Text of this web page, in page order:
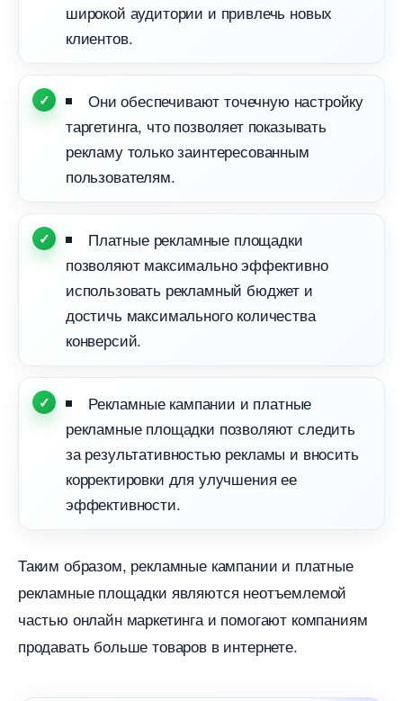
широкой аудитории и привлечь новых
клиентов.
Они обеспечивают точечную настройку
таргетинга, что позволяет показывать
рекламу только заинтересованным
пользователям.
Платные рекламные площадки
позволяют максимально эффективно
использовать рекламный бюджет и
достичь максимального количества
конверсий.
Рекламные кампании и платные
рекламные площадки позволяют следить
за результативностью рекламы и вносить
корректировки для улучшения ее
эффективности.
Таким образом, рекламные кампании и платные
рекламные площадки являются неотъемлемой
частью онлайн маркетинга и помогают компаниям
продавать больше товаров в интернете.